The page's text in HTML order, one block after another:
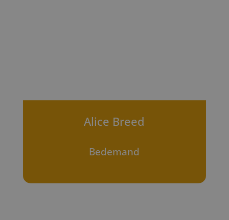
Alice Breed
Bedemand